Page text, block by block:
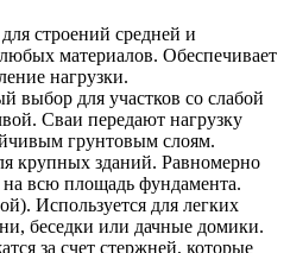
строений средней и
материалов. Обеспечивает
нагрузки.
для участков со слабой
Сваи передают нагрузку
грунтовым слоям.
крупных зданий. Равномерно
на всю площадь фундамента.
Используется для легких
беседки или дачные домики.
за счет стержней, которые